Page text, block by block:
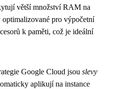
větší množství RAM na
pro výpočetní
k paměti, což je ideální
Google Cloud jsou slevy
aplikují na instance